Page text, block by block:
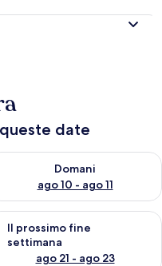
date
ago 9 - ago 10
Domani
ago 10 - ago 11
la disponibilità per
settimana, ago 14 -
Il prossimo fine
settimana
ago 21 - ago 23
la disponibilità per il